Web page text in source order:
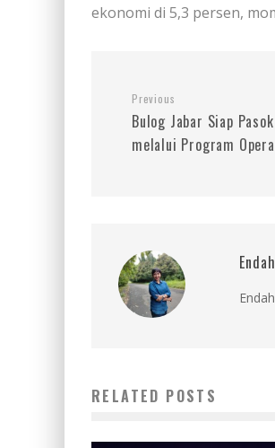
ekonomi di 5,3 persen,
Previous
Bulog Jabar Siap
melalui Program
RELATED POSTS